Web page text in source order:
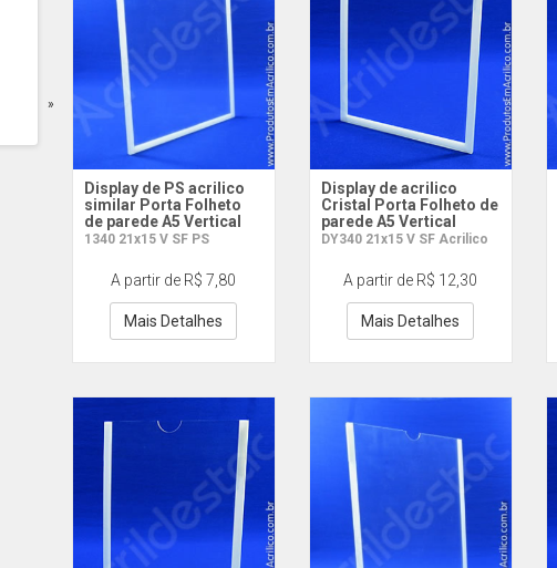
Display de PS acrilico
similar Porta Folheto
de parede A5 Vertical
1340 21x15 V SF PS
A partir de R$ 7,80
Mais Detalhes
Display de acrilico
Cristal Porta Folheto de
parede A5 Vertical
DY340 21x15 V SF Acrilico
A partir de R$ 12,30
Mais Detalhes